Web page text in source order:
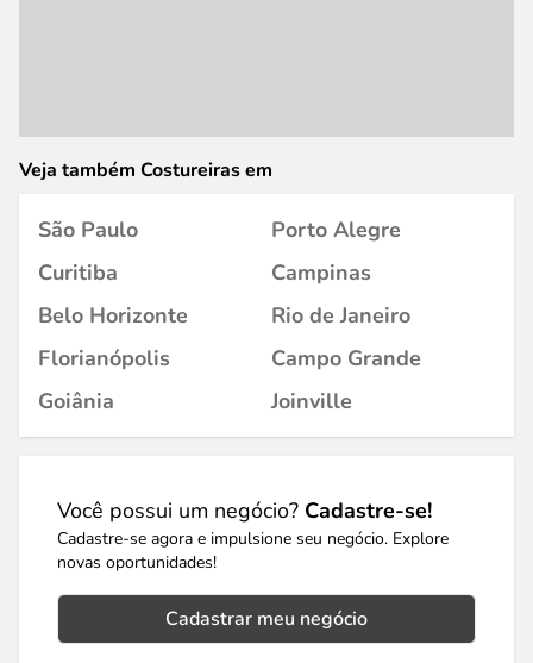
Veja também Costureiras em
São Paulo
Porto Alegre
Curitiba
Campinas
Belo Horizonte
Rio de Janeiro
Florianópolis
Campo Grande
Goiânia
Joinville
Você possui um negócio? Cadastre-se!
Cadastre-se agora e impulsione seu negócio. Explore
novas oportunidades!
Cadastrar meu negócio